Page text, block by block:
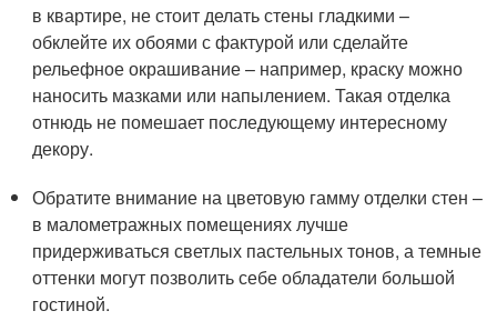
в квартире, не стоит делать стены гладкими –
обклейте их обоями с фактурой или сделайте
рельефное окрашивание – например, краску можно
наносить мазками или напылением. Такая отделка
отнюдь не помешает последующему интересному
декору.
Обратите внимание на цветовую гамму отделки стен –
в малометражных помещениях лучше
придерживаться светлых пастельных тонов, а темные
оттенки могут позволить себе обладатели большой
гостиной.